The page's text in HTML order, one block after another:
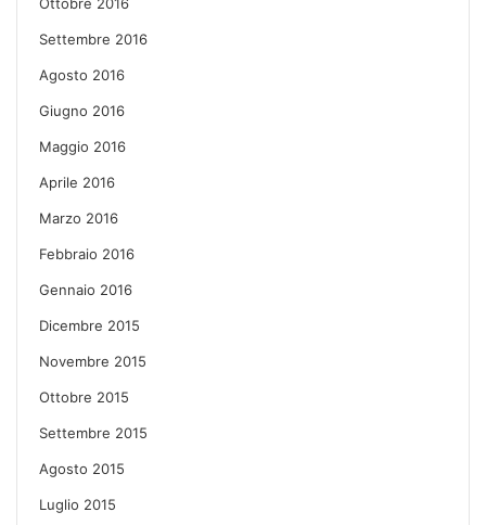
Settembre 2016
Agosto 2016
Giugno 2016
Maggio 2016
Aprile 2016
Marzo 2016
Febbraio 2016
Gennaio 2016
Dicembre 2015
Novembre 2015
Ottobre 2015
Settembre 2015
Agosto 2015
Luglio 2015